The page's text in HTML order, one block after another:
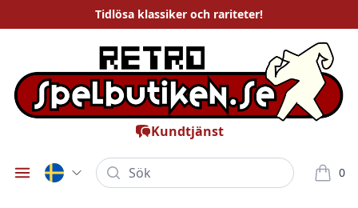
Tidlösa klassiker och rariteter!
Kundtjänst
Öppna meny
Sök 0
varor i